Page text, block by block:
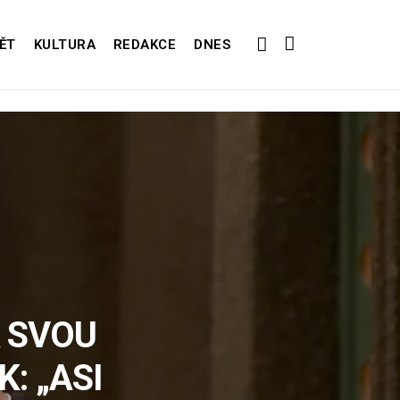
KULTURA REDAKCE DNES
„ASI